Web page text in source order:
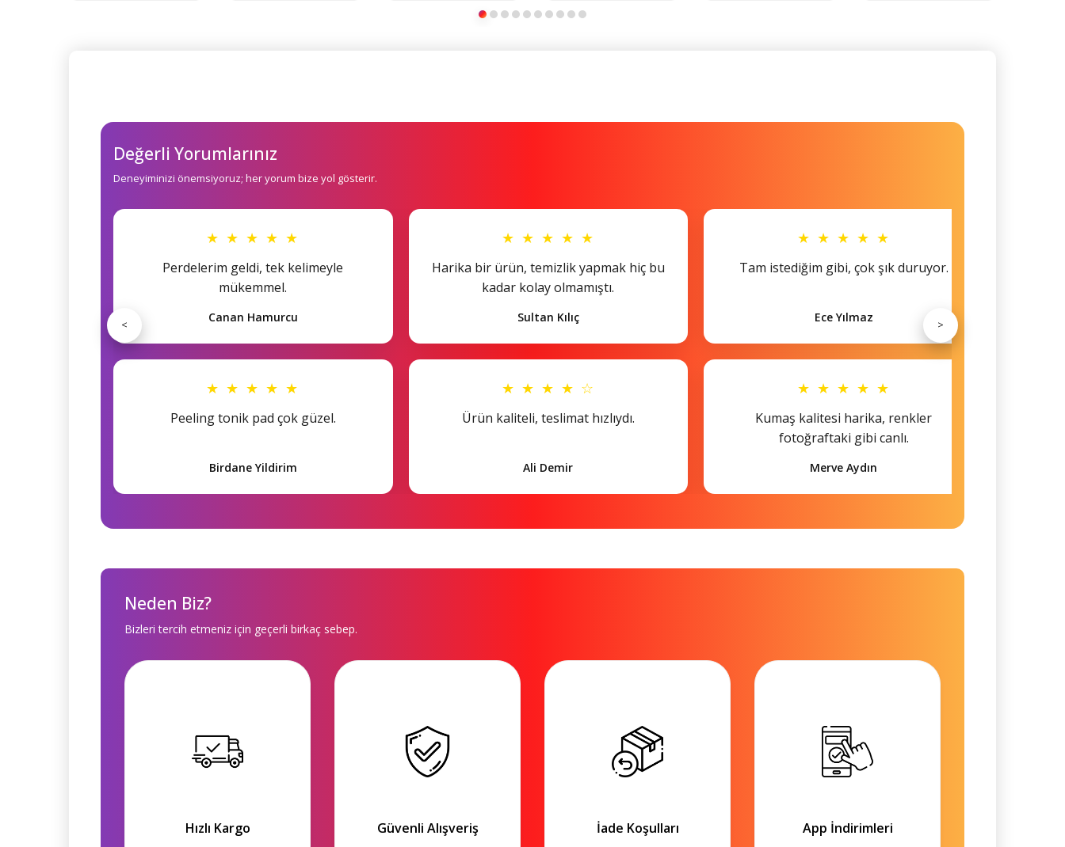
Değerli Yorumlarınız
Deneyiminizi önemsiyoruz; her yorum bize yol gösterir.
★ ★ ★ ★ ★
Perdelerim geldi, tek kelimeyle
mükemmel.
Canan Hamurcu
★ ★ ★ ★ ★
Peeling tonik pad çok güzel.
Birdane Yildirim
★ ★ ★ ★ ★
Harika bir ürün, temizlik yapmak hiç bu
kadar kolay olmamıştı.
Sultan Kılıç
★ ★ ★ ★ ☆
Ürün kaliteli, teslimat hızlıydı.
Ali Demir
★ ★ ★ ★ ★
Tam istediğim gibi, çok şık duruyor.
Ece Yılmaz
★ ★ ★ ★ ★
Kumaş kalitesi harika, renkler
fotoğraftaki gibi canlı.
Merve Aydın
< >
Neden Biz?
Bizleri tercih etmeniz için geçerli birkaç sebep.
Hızlı Kargo Güvenli Alışveriş İade Koşulları App İndirimleri